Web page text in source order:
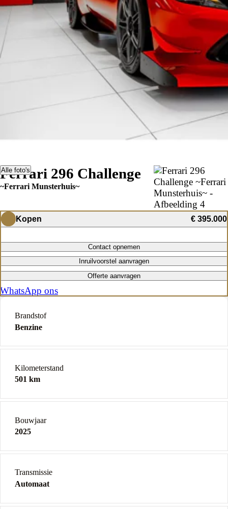
Alle foto's
Ferrari 296 Challenge
~Ferrari Munsterhuis~
Kopen € 395.000
Contact opnemen
Inruilvoorstel aanvragen
Offerte aanvragen
WhatsApp ons
Brandstof
Benzine
Kilometerstand
501 km
Bouwjaar
2025
Transmissie
Automaat